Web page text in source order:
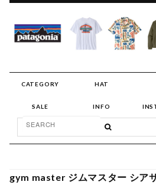
CATEGORY HAT
SALE INFO
gym master ジムマスター シア